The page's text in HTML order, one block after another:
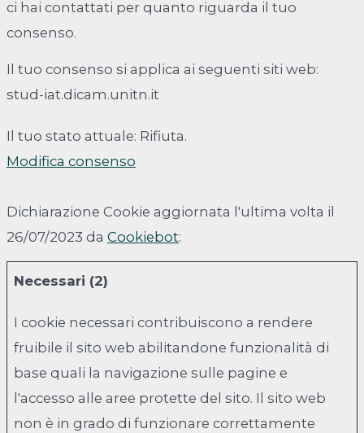
ci hai contattati per quanto riguarda il tuo
consenso.
Il tuo consenso si applica ai seguenti siti web:
stud-iat.dicam.unitn.it
Il tuo stato attuale: Rifiuta.
Modifica consenso
Dichiarazione Cookie aggiornata l'ultima volta il
26/07/2023 da Cookiebot:
Necessari (2)
I cookie necessari contribuiscono a rendere
fruibile il sito web abilitandone funzionalità di
base quali la navigazione sulle pagine e
l'accesso alle aree protette del sito. Il sito web
non è in grado di funzionare correttamente